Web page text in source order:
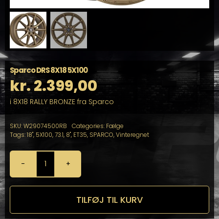
Sparco DRS 8X18 5X100
kr.2.399,00
i 8X18 RALLY BRONZE fra Sparco
SKU:W29074500RB Categories: Fælge
Tags:18", 5X100,73.1, 8", ET35, SPARCO,Vinteregnet
Sparco
DRS
8X18
TILFØJ TIL KURV